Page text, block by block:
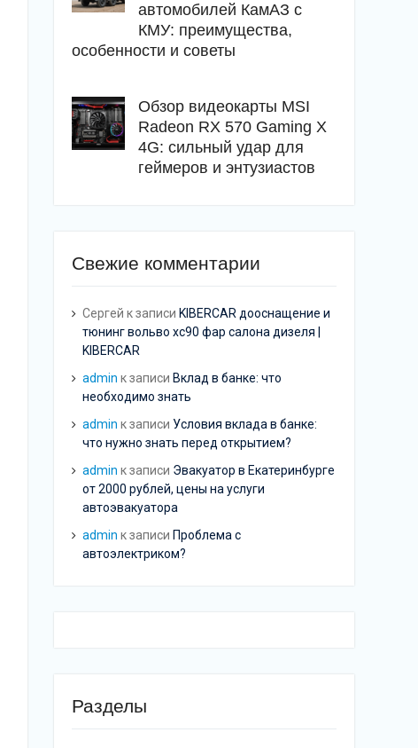
автомобилей КамАЗ с
КМУ: преимущества,
особенности и советы
Обзор видеокарты MSI
Radeon RX 570 Gaming X
4G: сильный удар для
геймеров и энтузиастов
Свежие комментарии
Сергей к записи KIBERCAR дооснащение и
тюнинг вольво хс90 фар салона дизеля |
KIBERCAR
admin к записи Вклад в банке: что
необходимо знать
admin к записи Условия вклада в банке:
что нужно знать перед открытием?
admin к записи Эвакуатор в Екатеринбурге
от 2000 рублей, цены на услуги
автоэвакуатора
admin к записи Проблема с
автоэлектриком?
Разделы